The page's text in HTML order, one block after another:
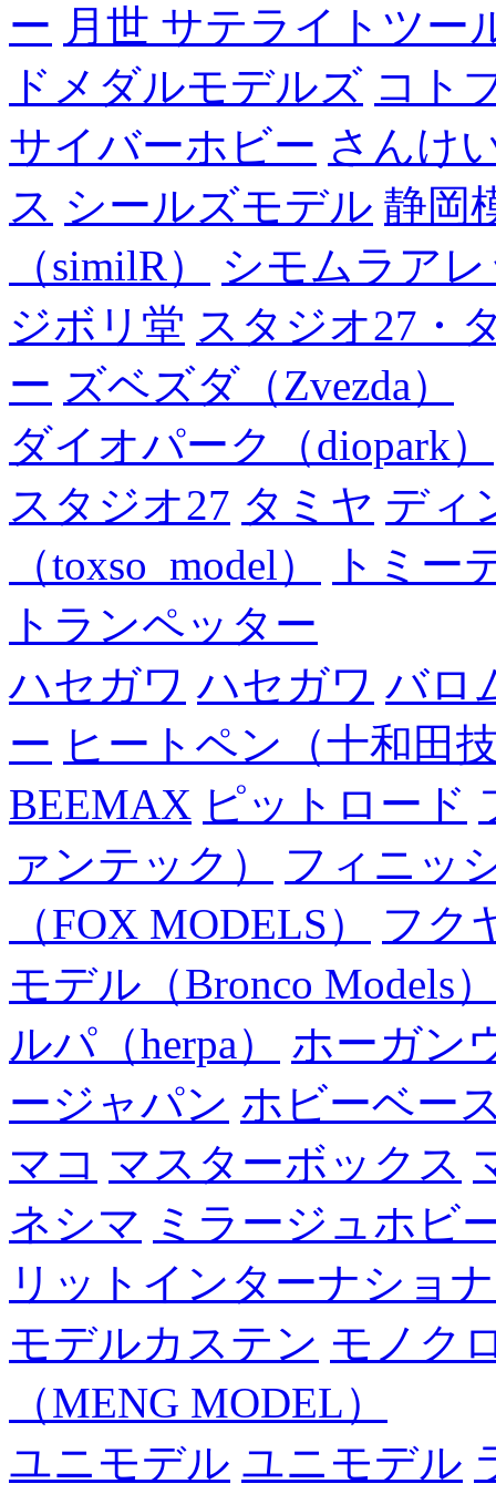
ー 月世 サテライトツー
ドメダルモデルズ コト
サイバーホビー さんけ
ス シールズモデル 静岡
（similR）
シモムラア
ジボリ堂 スタジオ27・
ー ズベズダ（Zvezda）
ダイオパーク（diopark）
スタジオ27 タミヤ ディ
（toxso_model）
トミー
トランペッター
ハセガワ ハセガワ バロ
ー ヒートペン（十和田
BEEMAX ピットロード
ァンテック）
フィニッ
（FOX MODELS）
フク
モデル（Bronco Models
ルパ（herpa）
ホーガン
ージャパン ホビーベー
マコ マスターボックス
ネシマ ミラージュホビ
リットインターナショ
モデルカステン モノク
（MENG MODEL）
ユニモデル ユニモデル